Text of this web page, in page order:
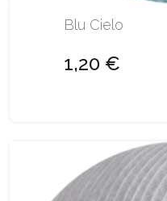
Blu Cielo
1,20 €